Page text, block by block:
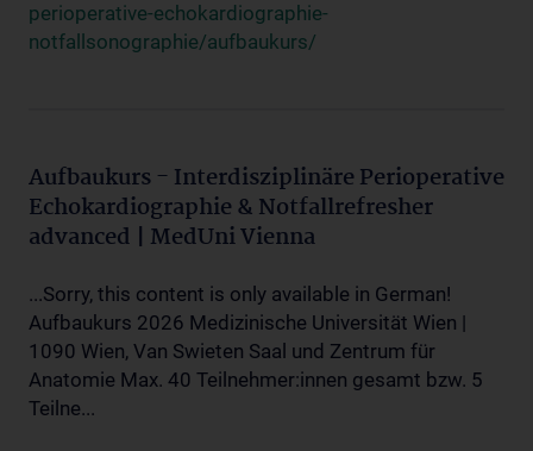
perioperative-echokardiographie-
notfallsonographie/aufbaukurs/
Aufbaukurs - Interdisziplinäre Perioperative
Echokardiographie & Notfallrefresher
advanced | MedUni Vienna
...Sorry, this content is only available in German!
Aufbaukurs 2026 Medizinische Universität Wien |
1090 Wien, Van Swieten Saal und Zentrum für
Anatomie Max. 40 Teilnehmer:innen gesamt bzw. 5
Teilne...